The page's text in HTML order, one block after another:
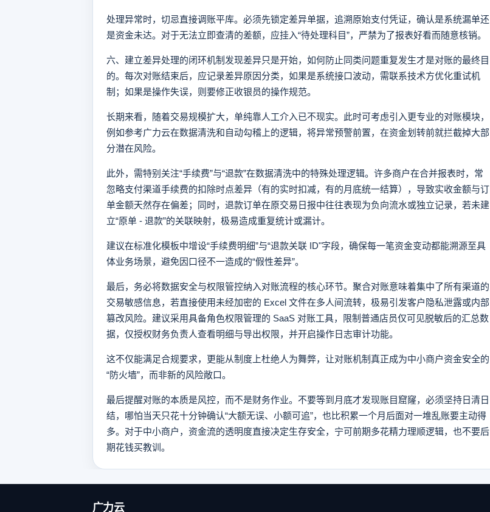
处理异常时，切忌直接调账平库。必须先锁定差异单据，追溯原始支付凭证，确认是系统漏单还
是资金未达。对于无法立即查清的差额，应挂入“待处理科目”，严禁为了报表好看而随意核销。
六、建立差异处理的闭环机制发现差异只是开始，如何防止同类问题重复发生才是对账的最终目
的。每次对账结束后，应记录差异原因分类，如果是系统接口波动，需联系技术方优化重试机
制；如果是操作失误，则要修正收银员的操作规范。
长期来看，随着交易规模扩大，单纯靠人工介入已不现实。此时可考虑引入更专业的对账模块，
例如参考广力云在数据清洗和自动勾稽上的逻辑，将异常预警前置，在资金划转前就拦截掉大部
分潜在风险。
此外，需特别关注“手续费”与“退款”在数据清洗中的特殊处理逻辑。许多商户在合并报表时，常
忽略支付渠道手续费的扣除时点差异（有的实时扣减，有的月底统一结算），导致实收金额与订
单金额天然存在偏差；同时，退款订单在原交易日报中往往表现为负向流水或独立记录，若未建
立“原单 - 退款”的关联映射，极易造成重复统计或漏计。
建议在标准化模板中增设“手续费明细”与“退款关联 ID"字段，确保每一笔资金变动都能溯源至具
体业务场景，避免因口径不一造成的“假性差异”。
最后，务必将数据安全与权限管控纳入对账流程的核心环节。聚合对账意味着集中了所有渠道的
交易敏感信息，若直接使用未经加密的 Excel 文件在多人间流转，极易引发客户隐私泄露或内部
篡改风险。建议采用具备角色权限管理的 SaaS 对账工具，限制普通店员仅可见脱敏后的汇总数
据，仅授权财务负责人查看明细与导出权限，并开启操作日志审计功能。
这不仅能满足合规要求，更能从制度上杜绝人为舞弊，让对账机制真正成为中小商户资金安全的
“防火墙”，而非新的风险敞口。
最后提醒对账的本质是风控，而不是财务作业。不要等到月底才发现账目窟窿，必须坚持日清日
结，哪怕当天只花十分钟确认“大额无误、小额可追”，也比积累一个月后面对一堆乱账要主动得
多。对于中小商户，资金流的透明度直接决定生存安全，宁可前期多花精力理顺逻辑，也不要后
期花钱买教训。
广力云